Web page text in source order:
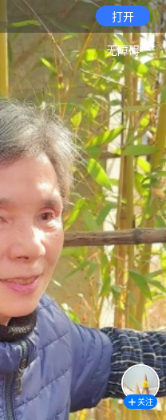
打开
无障碍
关注